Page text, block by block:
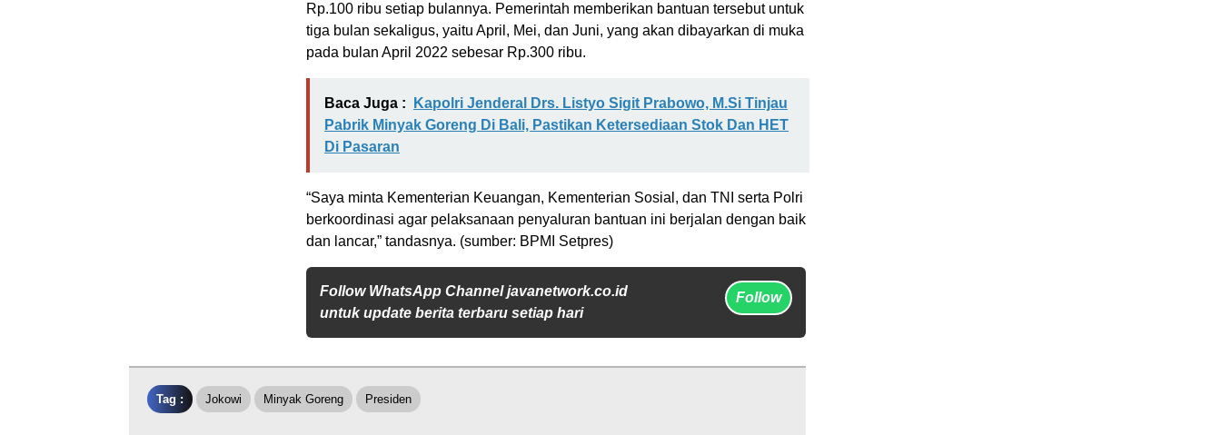
Rp.100 ribu setiap bulannya. Pemerintah memberikan bantuan tersebut untuk
tiga bulan sekaligus, yaitu April, Mei, dan Juni, yang akan dibayarkan di muka
pada bulan April 2022 sebesar Rp.300 ribu.
Baca Juga :
Kapolri Jenderal Drs. Listyo Sigit Prabowo, M.Si Tinjau
Pabrik Minyak Goreng Di Bali, Pastikan Ketersediaan Stok Dan HET
Di Pasaran
“Saya minta Kementerian Keuangan, Kementerian Sosial, dan TNI serta Polri
berkoordinasi agar pelaksanaan penyaluran bantuan ini berjalan dengan baik
dan lancar,” tandasnya. (sumber: BPMI Setpres)
Follow WhatsApp Channel javanetwork.co.id
untuk update berita terbaru setiap hari
Follow
Tag : Jokowi Minyak Goreng Presiden